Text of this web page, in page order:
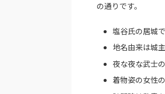
の通りです。
塩谷氏の居城
地名由来は城
夜な夜な武士
着物姿の女性